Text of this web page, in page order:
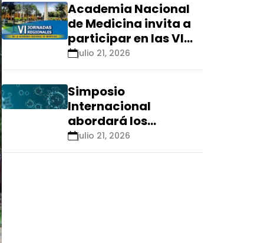
Academia Nacional
de Medicina invita a
participar en las VI
Jornadas Regionales
que se realizarán en
Ica
julio 21, 2026
Simposio
Internacional
abordará los
aspectos éticos de
las tecnologías
julio 21, 2026